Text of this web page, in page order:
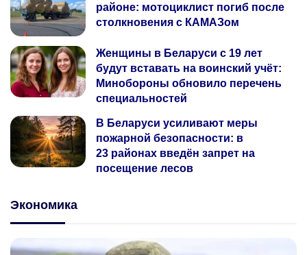
районе: мотоциклист погиб после
столкновения с КАМАЗом
Женщины в Беларуси с 19 лет
будут вставать на воинский учёт:
Минобороны обновило перечень
специальностей
В Беларуси усиливают меры
пожарной безопасности: в
23 районах введён запрет на
посещение лесов
Экономика